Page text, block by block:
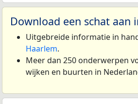
Download een schat aan
Uitgebreide informatie in
Haarlem.
Meer dan 250 onderwerpen
wijken en buurten in